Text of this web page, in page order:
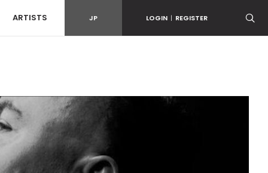
ARTISTS JP LOGIN | REGISTER